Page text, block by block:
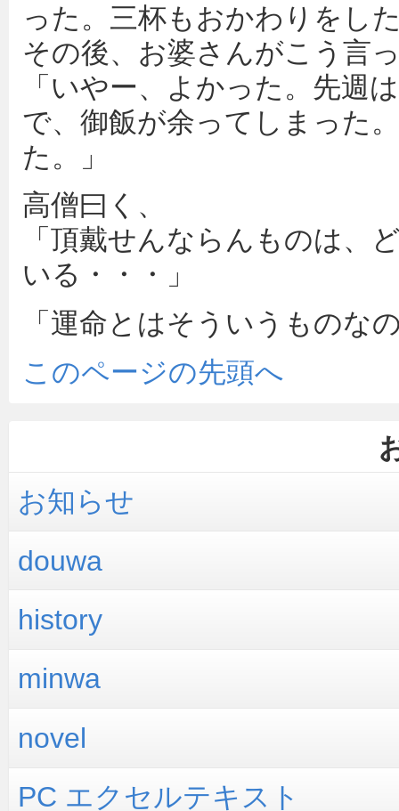
った。三杯もおかわりをし
その後、お婆さんがこう言
「いやー、よかった。先週
で、御飯が余ってしまった
た。」
高僧曰く、
「頂戴せんならんものは、
いる・・・」
「運命とはそういうものな
このページの先頭へ
お知らせ
douwa
history
minwa
novel
PC エクセルテキスト